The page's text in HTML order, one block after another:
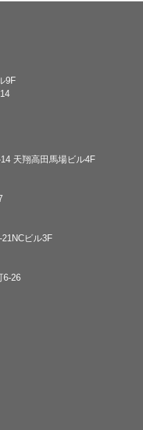
9F
天翔高田馬場ビル4F
ビル3F
6-26